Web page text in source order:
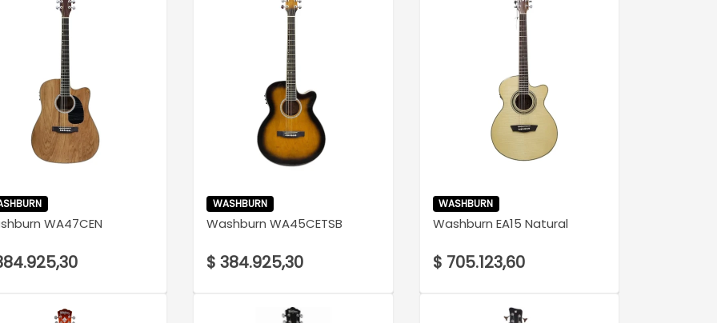
WA47CEN
VER DETALLE
WASHBURN
Washburn WA45CETSB
$ 384.925,30
VER DETALLE
WASHBURN
Washburn EA15 Natural
$ 705.123,60
VER DETALLE